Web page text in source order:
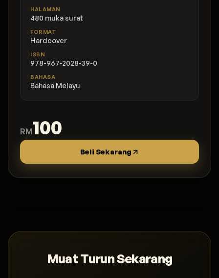
HALAMAN
480 muka surat
FORMAT
Hardcover
ISBN
978-967-2028-39-0
BAHASA
Bahasa Melayu
RM100
Beli Sekarang
Muat Turun Sekarang